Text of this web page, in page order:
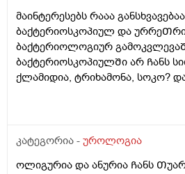
მაინტერესებს რააა
ბაქტერიოსკოპიულ და
ბაქტერიოლოგიურ
ბაქტერიოსკოპიულᲨი არ Ჩანს
ქლამიდია, ტრიხამონა, სოკო?
მაინტერესებს მარᲗლა
კატეგორია - უროლოგია
ოლიგურია და ანურია Ჩანს